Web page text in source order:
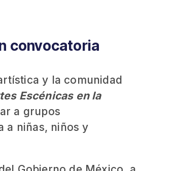
convocatoria
y la comunidad
Escénicas en la
a grupos
a niñas, niños y